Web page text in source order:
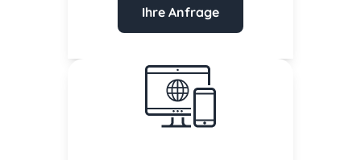
Ihre Anfrage